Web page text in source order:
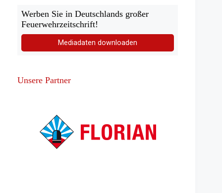
Werben Sie in Deutschlands großer
Feuerwehrzeitschrift!
Mediadaten downloaden
Unsere Partner